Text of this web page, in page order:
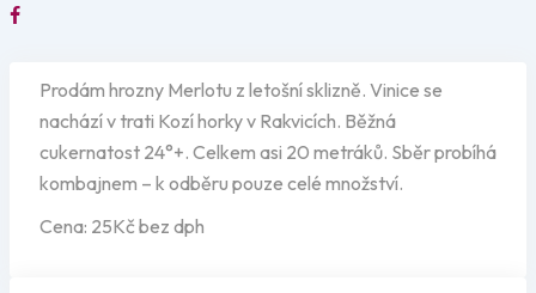
Prodám hrozny Merlotu z letošní sklizně. Vinice se
nachází v trati Kozí horky v Rakvicích. Běžná
cukernatost 24°+. Celkem asi 20 metráků. Sběr probíhá
kombajnem – k odběru pouze celé množství.
Cena: 25Kč bez dph